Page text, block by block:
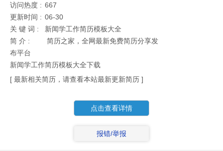
访问热度 : 667
更新时间 : 06-30
关 键 词 :
新闻学工作简历模板大全
简 介 :
简历之家，全网最新免费简历分享发
布平台
新闻学工作简历模板大全下载
[ 最新相关简历，请查看本站最新更新简历 ]
点击查看详情
报错/举报